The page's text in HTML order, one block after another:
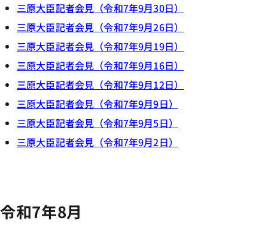
三原大臣記者会見（令和7年9月30日）
三原大臣記者会見（令和7年9月26日）
三原大臣記者会見（令和7年9月19日）
三原大臣記者会見（令和7年9月16日）
三原大臣記者会見（令和7年9月12日）
三原大臣記者会見（令和7年9月9日）
三原大臣記者会見（令和7年9月5日）
三原大臣記者会見（令和7年9月2日）
令和7年8月